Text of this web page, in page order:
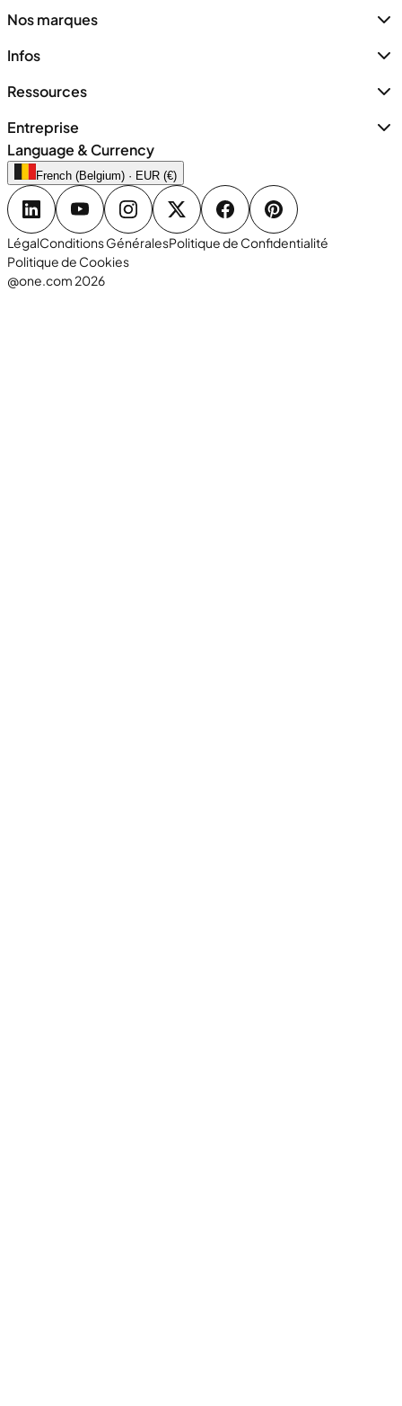
Nos marques
Infos
Ressources
Entreprise
Language & Currency
French (Belgium) · EUR (€)
LégalConditions GénéralesPolitique de Confidentialité
Politique de Cookies
@one.com 2026